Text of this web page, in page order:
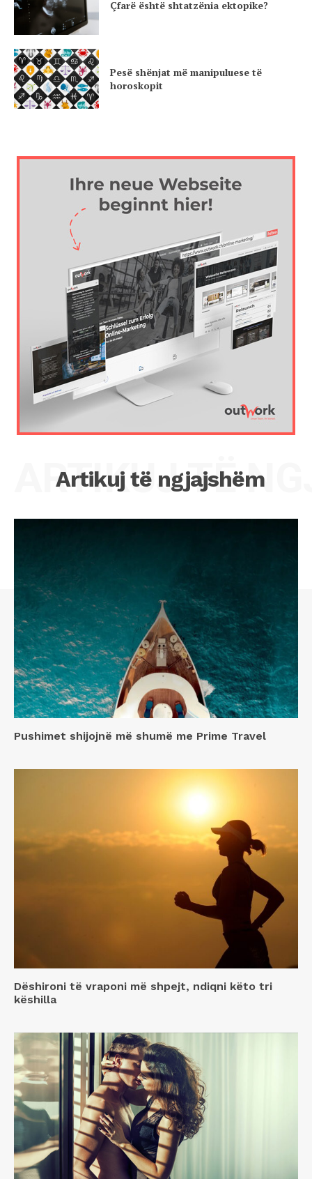
Çfarë është shtatzënia ektopike?
Pesë shënjat më manipuluese të
horoskopit
Artikuj të ngjajshëm
ARTIKUJ TË
Pushimet shijojnë më shumë me Prime Travel
Dëshironi të vraponi më shpejt, ndiqni këto tri
këshilla